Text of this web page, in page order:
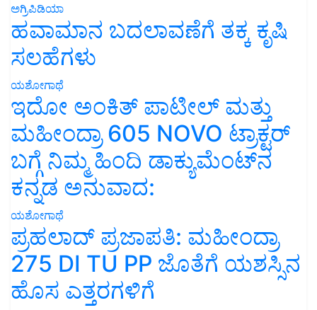
ಅಗ್ರಿಪಿಡಿಯಾ
ಹವಾಮಾನ ಬದಲಾವಣೆಗೆ ತಕ್ಕ ಕೃಷಿ
ಸಲಹೆಗಳು
ಯಶೋಗಾಥೆ
ಇದೋ ಅಂಕಿತ್ ಪಾಟೀಲ್ ಮತ್ತು
ಮಹೀಂದ್ರಾ 605 NOVO ಟ್ರಾಕ್ಟರ್
ಬಗ್ಗೆ ನಿಮ್ಮ ಹಿಂದಿ ಡಾಕ್ಯುಮೆಂಟ್‌ನ
ಕನ್ನಡ ಅನುವಾದ:
ಯಶೋಗಾಥೆ
ಪ್ರಹಲಾದ್ ಪ್ರಜಾಪತಿ: ಮಹೀಂದ್ರಾ
275 DI TU PP ಜೊತೆಗೆ ಯಶಸ್ಸಿನ
ಹೊಸ ಎತ್ತರಗಳಿಗೆ